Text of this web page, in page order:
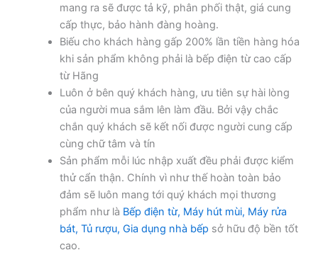
mang ra sẽ được tả kỹ, phân phối thật, giá cung
cấp thực, bảo hành đàng hoàng.
Biếu cho khách hàng gấp 200% lần tiền hàng hóa
khi sản phẩm không phải là bếp điện từ cao cấp
từ Hãng
Luôn ở bên quý khách hàng, ưu tiên sự hài lòng
của người mua sắm lên làm đầu. Bởi vậy chắc
chắn quý khách sẽ kết nối được người cung cấp
cùng chữ tâm và tín
Sản phẩm mỗi lúc nhập xuất đều phải được kiểm
thử cẩn thận. Chính vì như thế hoàn toàn bảo
đảm sẽ luôn mang tới quý khách mọi thương
phẩm như là Bếp điện từ, Máy hút mùi, Máy rửa
bát, Tủ rượu, Gia dụng nhà bếp sở hữu độ bền tốt
cao.